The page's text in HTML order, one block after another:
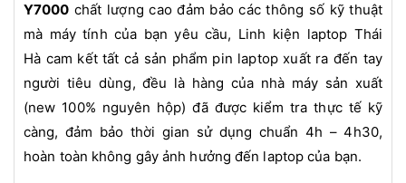
Y7000 chất lượng cao đảm bảo các thông số kỹ thuật
mà máy tính của bạn yêu cầu, Linh kiện laptop Thái
Hà cam kết tất cả sản phẩm pin laptop xuất ra đến tay
người tiêu dùng, đều là hàng của nhà máy sản xuất
(new 100% nguyên hộp) đã được kiểm tra thực tế kỹ
càng, đảm bảo thời gian sử dụng chuẩn 4h – 4h30,
hoàn toàn không gây ảnh hưởng đến laptop của bạn.